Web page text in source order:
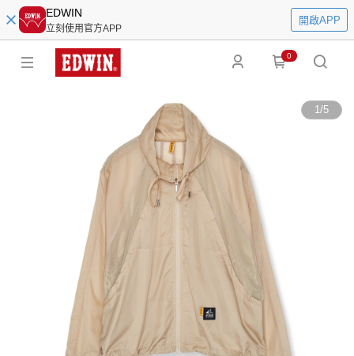
EDWIN
立刻使用官方APP
開啟APP
0
1/5